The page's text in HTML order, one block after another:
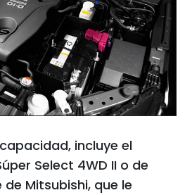
incluye el
Select 4WD II o de
Mitsubishi, que le